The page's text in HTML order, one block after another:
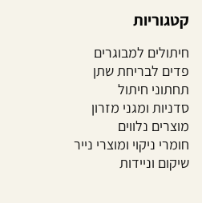
קטגוריות
חיתולים למבוגרים
פדים לבריחת שתן
תחתוני חיתול
סדניות ומגני מזרון
מוצרים נלווים
חומרי ניקוי ומוצרי נייר
שיקום וניידות